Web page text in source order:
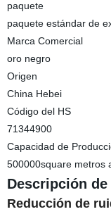
paquete
paquete estándar de
Marca Comercial
oro negro
Origen
China Hebei
Código del HS
71344900
Capacidad de
500000square metros
Descripción
Reducción de